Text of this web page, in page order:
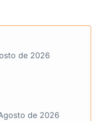
de 2026
de 2026